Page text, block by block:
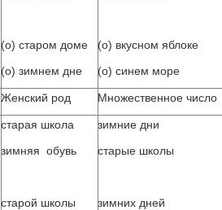
(о) старом доме
(о) зимнем дне
(о) вкусном яблоке
(о) синем море
Женский род Множественное число
старая школа
зимняя обувь
старой школы
зимние дни
старые школы
зимних дней